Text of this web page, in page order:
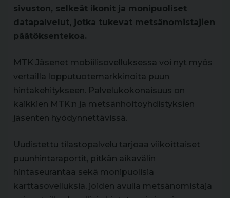
sivuston, selkeät ikonit ja monipuoliset
datapalvelut, jotka tukevat metsänomistajien
päätöksentekoa.
MTK Jäsenet mobiilisovelluksessa voi nyt myös
vertailla lopputuotemarkkinoita puun
hintakehitykseen. Palvelukokonaisuus on
kaikkien MTK:n ja metsänhoitoyhdistyksien
jäsenten hyödynnettävissä.
Uudistettu tilastopalvelu tarjoaa viikoittaiset
puunhintaraportit, pitkän aikavälin
hintaseurantaa sekä monipuolisia
karttasovelluksia, joiden avulla metsänomistaja